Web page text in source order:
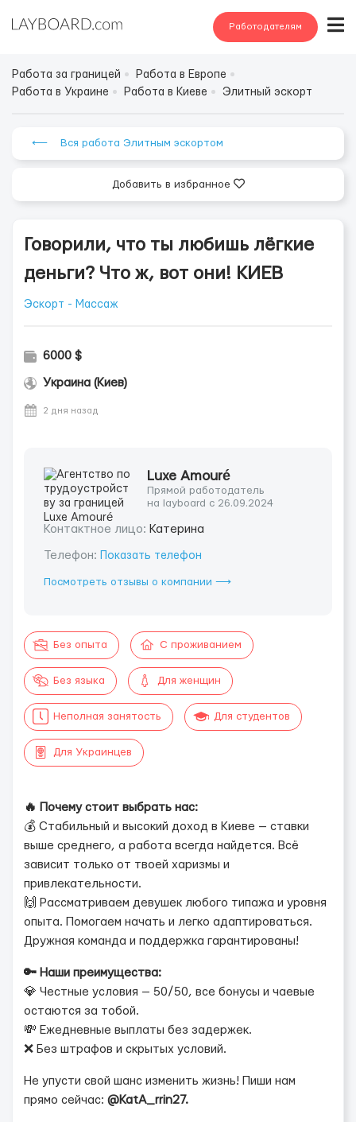
Работодателям
Работа за границей
Работа в Европе
Работа в Украине
Работа в Киеве Элитный эскорт
⟵ Вся работа Элитным эскортом
Добавить в избранное
Говорили, что ты любишь лёгкие
деньги? Что ж, вот они! КИЕВ
Эскорт - Массаж
6000 $
Украина (Киев)
2 дня назад
Luxe Amouré
Прямой работодатель
на layboard с 26.09.2024
Контактное лицо: Катерина
Телефон: Показать телефон
Посмотреть отзывы о компании ⟶
Без опыта С проживанием
Без языка Для женщин
Неполная занятость Для студентов
Для Украинцев
🔥 Почему стоит выбрать нас:
💰 Стабильный и высокий доход в Киеве — ставки
выше среднего, а работа всегда найдется. Всё
зависит только от твоей харизмы и
привлекательности.
🙌 Рассматриваем девушек любого типажа и уровня
опыта. Помогаем начать и легко адаптироваться.
Дружная команда и поддержка гарантированы!
🔑 Наши преимущества:
💎 Честные условия — 50/50, все бонусы и чаевые
остаются за тобой.
💸 Ежедневные выплаты без задержек.
❌ Без штрафов и скрытых условий.
Не упусти свой шанс изменить жизнь! Пиши нам
прямо сейчас: @KatA_rrin27.